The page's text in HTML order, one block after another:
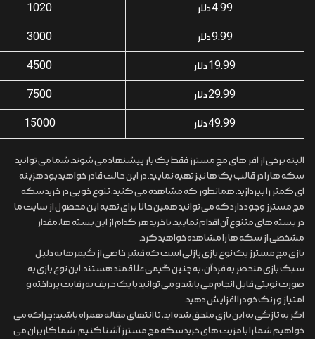
4.99 دلار 1020
9.99 دلار 3000
19.99 دلار 4500
29.99 دلار 7500
49.99 دلار 15000
البته برخی از افر های مچ مسترز فقط یک بار پیشنهاد می شوند. شما می توانید
سکه ها را در قالب پک ها نیز تهیه نمایید. در این حالت قادر خواهید بود هزینه
ای کمتر را بپردازید. همانطور که مشاهده می‌ کنید، تنوع خوبی در خرید سکه
مچ مسترز وجود دارد که می توانید همین حالا برای تهیه این محصول از سایت ما
در بسته های متنوع آن اقدام نمایید. با خرید هر کدام از این بسته ها، مقدار
مشخصی از سکه ها را مشاهده خواهید کرد.
بازی مچ مسترز یک نوع بازی پازلی است که قشر خاصی از گیمرها به دلیل
سبک بازی منحصر به فرد آن، به چنین گیمی علاقمند هستند. این نوع بازی به
صورت نوبتی قابل انجام می باشد و می توانید با یک حریف به رقابت پرداخته و
امتیاز و رنک خود را افزایش دهید.
اگر به تازگی به این بازی ملحق شده اید، تا انتهای مقاله همراه باشید؛ چراکه می
خواهیم شما را با مزیت های خرید سکه مچ مسترز آشنا کنیم. شما کاربران می